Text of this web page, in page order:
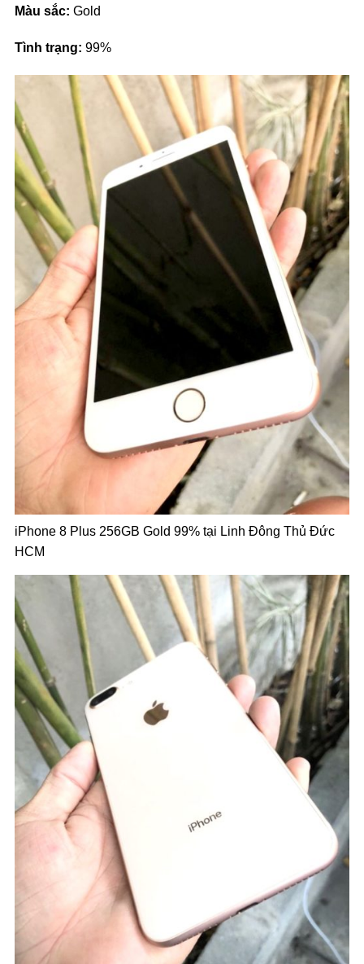
Màu sắc: Gold
Tình trạng: 99%
iPhone 8 Plus 256GB Gold 99% tại Linh Đông Thủ Đức
HCM